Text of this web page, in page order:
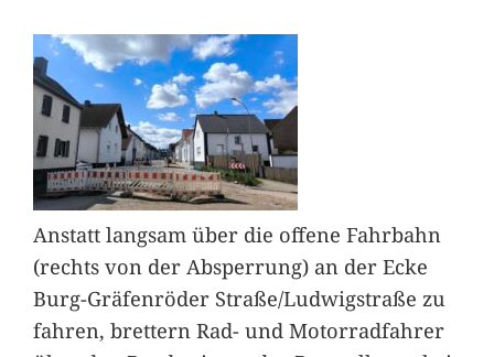
Anstatt langsam über die offene Fahrbahn
(rechts von der Absperrung) an der Ecke
Burg-Gräfenröder Straße/Ludwigstraße zu
fahren, brettern Rad- und Motorradfahrer